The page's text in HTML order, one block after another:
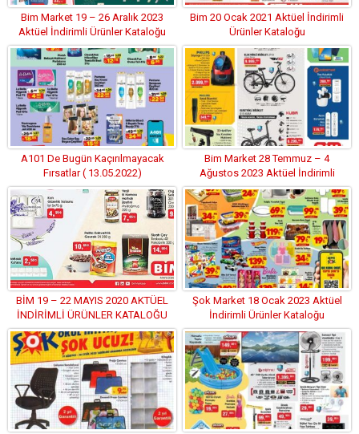
Bim Market 19 – 26 Aralık 2023
Aktüel İndirimli Ürünler Kataloğu
Bim 20 Ocak 2021 Aktüel İndirimli
Ürünler Kataloğu
A101 De Bugün Kaçırılmayacak
Fırsatlar ( 13.05.2022)
Bim Market 28 Temmuz – 4
Ağustos 2023 Aktüel İndirimli
Ürünler Kataloğu
BİM 19 – 22 MAYIS 2020 AKTÜEL
İNDİRİMLİ ÜRÜNLER KATALOĞU
(KAÇIRILMAYACAK FIRSATLAR )
Şok Market 18 Ocak 2023 Aktüel
İndirimli Ürünler Kataloğu